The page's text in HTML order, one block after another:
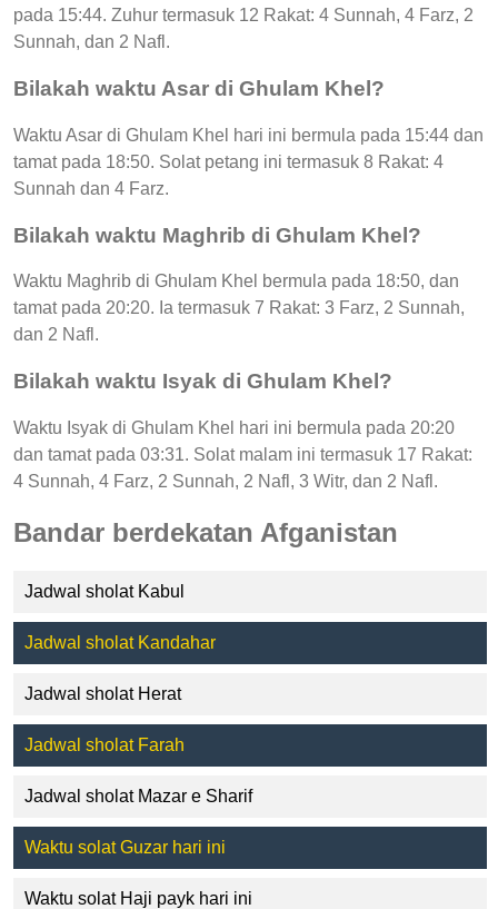
pada 15:44. Zuhur termasuk 12 Rakat: 4 Sunnah, 4 Farz, 2
Sunnah, dan 2 Nafl.
Bilakah waktu Asar di Ghulam Khel?
Waktu Asar di Ghulam Khel hari ini bermula pada 15:44 dan
tamat pada 18:50. Solat petang ini termasuk 8 Rakat: 4
Sunnah dan 4 Farz.
Bilakah waktu Maghrib di Ghulam Khel?
Waktu Maghrib di Ghulam Khel bermula pada 18:50, dan
tamat pada 20:20. Ia termasuk 7 Rakat: 3 Farz, 2 Sunnah,
dan 2 Nafl.
Bilakah waktu Isyak di Ghulam Khel?
Waktu Isyak di Ghulam Khel hari ini bermula pada 20:20
dan tamat pada 03:31. Solat malam ini termasuk 17 Rakat:
4 Sunnah, 4 Farz, 2 Sunnah, 2 Nafl, 3 Witr, dan 2 Nafl.
Bandar berdekatan Afganistan
Jadwal sholat Kabul
Jadwal sholat Kandahar
Jadwal sholat Herat
Jadwal sholat Farah
Jadwal sholat Mazar e Sharif
Waktu solat Guzar hari ini
Waktu solat Haji payk hari ini